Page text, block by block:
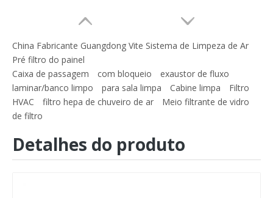
China Fabricante Guangdong Vite Sistema de Limpeza de Ar
Pré filtro do painel
Caixa de passagem
com bloqueio
exaustor de fluxo
laminar/banco limpo
para sala limpa Cabine limpa
Filtro
HVAC
filtro hepa de chuveiro de ar
Meio filtrante de vidro
de filtro
Detalhes do produto